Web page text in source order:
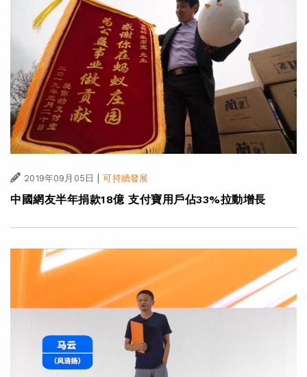
2019年09月05日 | 可持續發展
中國網友半年捐款18億 支付寶用戶佔33%拉動增長